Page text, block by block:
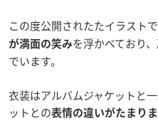
この度公開されたたイラスト
が満面の笑みを浮かべており
でいます。
衣装はアルバムジャケットと
ットとの表情の違いがたまり